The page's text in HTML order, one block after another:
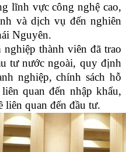
lĩnh vực công nghệ cao,
và dịch vụ đến nghiên
Nguyên.
thành viên đã trao
tư nước ngoài, quy định
nghiệp, chính sách hỗ
quan đến nhập khẩu,
liên quan đến đầu tư.